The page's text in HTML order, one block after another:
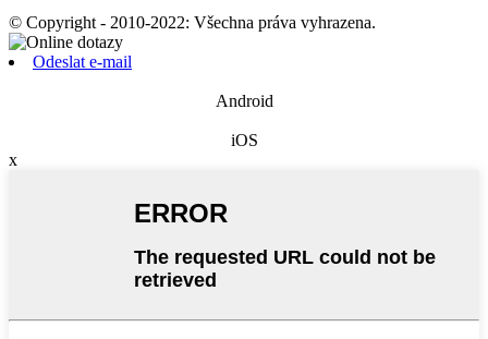
© Copyright - 2010-2022: Všechna práva vyhrazena.
Odeslat e-mail
Android
iOS
x